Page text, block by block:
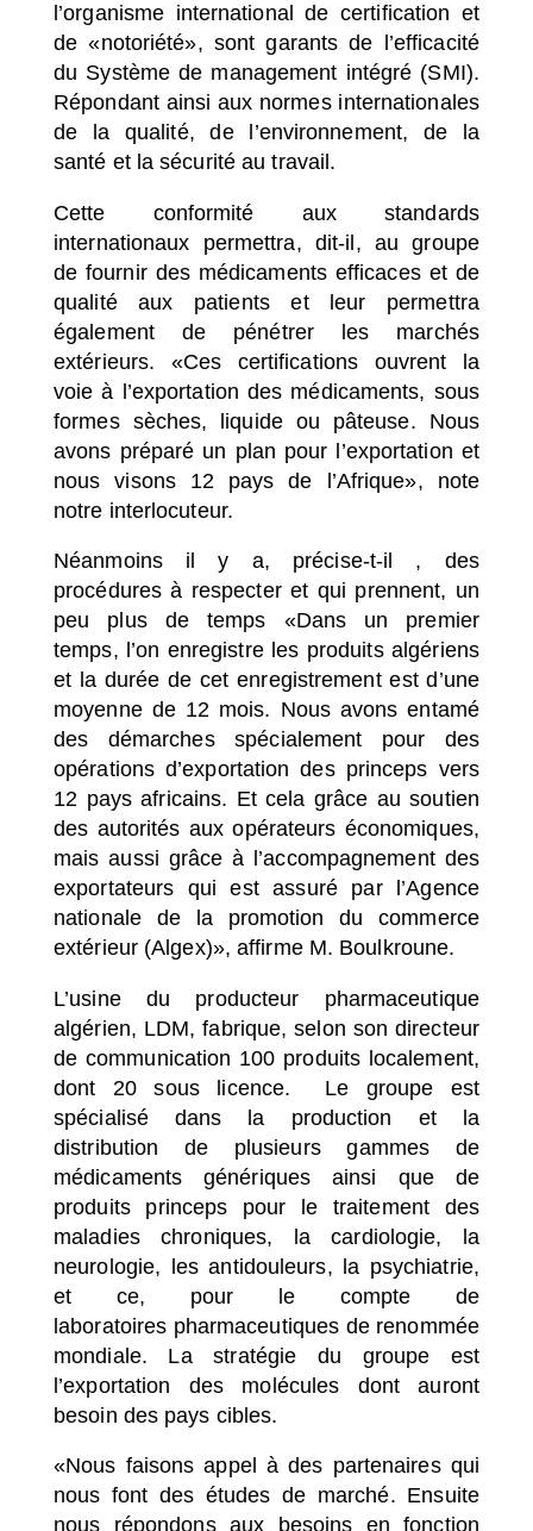
l’organisme international de certification et
de «notoriété», sont garants de l’efficacité
du Système de management intégré (SMI).
Répondant ainsi aux normes internationales
de la qualité, de l’environnement, de la
santé et la sécurité au travail.
Cette conformité aux standards
internationaux permettra, dit-il, au groupe
de fournir des médicaments efficaces et de
qualité aux patients et leur permettra
également de pénétrer les marchés
extérieurs. «Ces certifications ouvrent la
voie à l’exportation des médicaments, sous
formes sèches, liquide ou pâteuse. Nous
avons préparé un plan pour l’exportation et
nous visons 12 pays de l’Afrique», note
notre interlocuteur.
Néanmoins il y a, précise-t-il , des
procédures à respecter et qui prennent, un
peu plus de temps «Dans un premier
temps, l’on enregistre les produits algériens
et la durée de cet enregistrement est d’une
moyenne de 12 mois. Nous avons entamé
des démarches spécialement pour des
opérations d’exportation des princeps vers
12 pays africains. Et cela grâce au soutien
des autorités aux opérateurs économiques,
mais aussi grâce à l’accompagnement des
exportateurs qui est assuré par l’Agence
nationale de la promotion du commerce
extérieur (Algex)», affirme M. Boulkroune.
L’usine du producteur pharmaceutique
algérien, LDM, fabrique, selon son directeur
de communication 100 produits localement,
dont 20 sous licence. Le groupe est
spécialisé dans la production et la
distribution de plusieurs gammes de
médicaments génériques ainsi que de
produits princeps pour le traitement des
maladies chroniques, la cardiologie, la
neurologie, les antidouleurs, la psychiatrie,
et ce, pour le compte de
laboratoires pharmaceutiques de renommée
mondiale. La stratégie du groupe est
l’exportation des molécules dont auront
besoin des pays cibles.
«Nous faisons appel à des partenaires qui
nous font des études de marché. Ensuite
nous répondons aux besoins en fonction